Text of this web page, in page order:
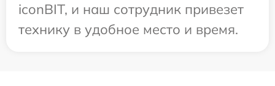
iconBIT, и наш сотрудник привезет
технику в удобное место и время.